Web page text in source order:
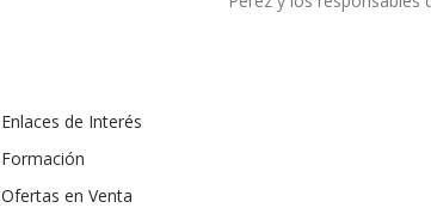
Enlaces de Interés
Formación
Ofertas en Venta